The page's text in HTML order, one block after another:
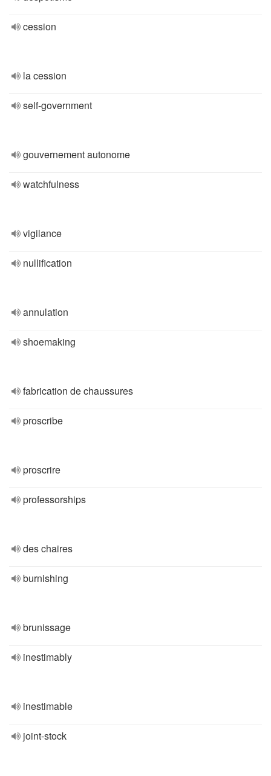
cession
la cession
self-government
gouvernement autonome
watchfulness
vigilance
nullification
annulation
shoemaking
fabrication de chaussures
proscribe
proscrire
professorships
des chaires
burnishing
brunissage
inestimably
inestimable
joint-stock